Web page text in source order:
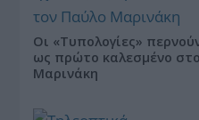
Οι «Τυπολογίες»
ως πρώτο καλεσμένο
Μαρινάκη